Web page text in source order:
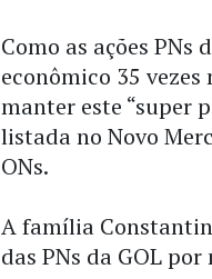
Como as ações
econômico 35
manter este “super
listada no Novo
ONs.
A família
das PNs da GOL